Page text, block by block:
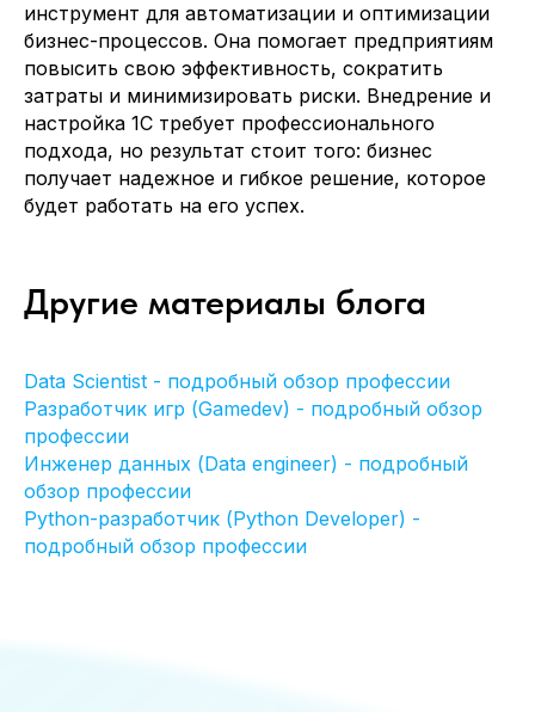
инструмент для автоматизации и оптимизации
бизнес-процессов. Она помогает предприятиям
повысить свою эффективность, сократить
затраты и минимизировать риски. Внедрение и
настройка 1С требует профессионального
подхода, но результат стоит того: бизнес
получает надежное и гибкое решение, которое
будет работать на его успех.
Другие материалы блога
Data Scientist - подробный обзор профессии
Разработчик игр (Gamedev) - подробный обзор
профессии
Инженер данных (Data engineer) - подробный
обзор профессии
Python-разработчик (Python Developer) -
подробный обзор профессии
Клиентам
Стать партнером
Отправить резюме
Компания
О нас
Кейсы
Блог
Написать нам
Соглашение об обработке
персональных данных